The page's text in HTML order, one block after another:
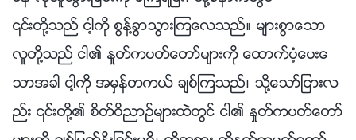
၎တို႔သည္ ငါ့ကို စြန္႔ခြာသြားၾကေလသည္။ မ်ားစြာေသာ
လူတို႔သည္ ငါ၏ ႏႈတ္ကပတ္ေတာ္မ်ားကို ေထာက္ပံ့ေပးေ
သာအခါ ငါ့ကို အမွန္တကယ္ ခ်စ္ၾကသည္၊ သို႔ေသာ္ျငားလ
ည္း ၎တို႔၏ စိတ္ဝိညာဥ္မ်ားထဲတြင္ ငါ၏ ႏႈတ္ကပတ္ေတာ္